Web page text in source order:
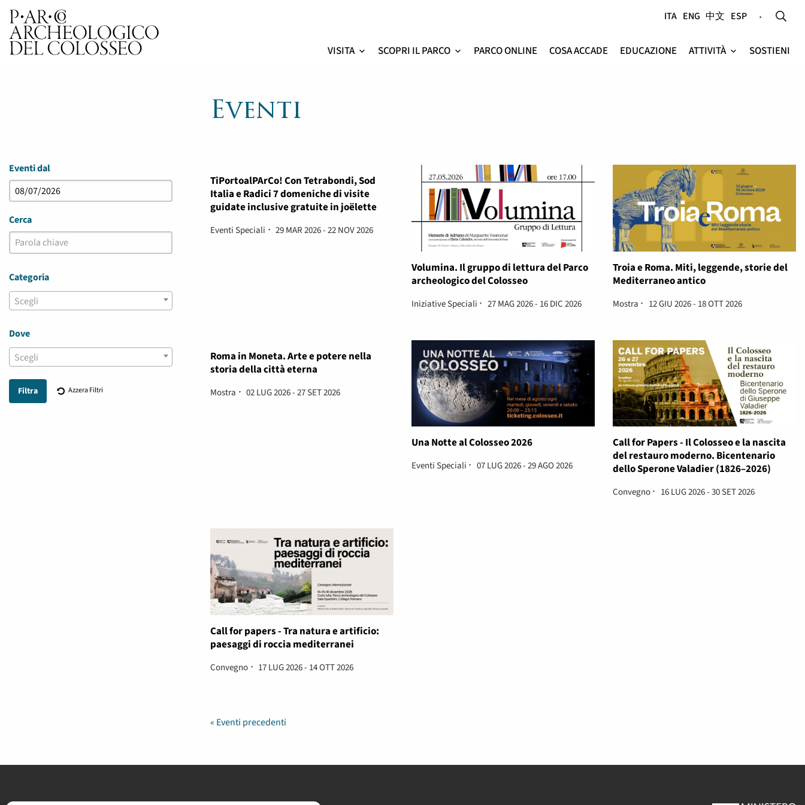
ITA ENG 中文 ESP
VISITA SCOPRI IL PARCO PARCO ONLINE COSA ACCADE EDUCAZIONE ATTIVITÀ SOSTIENI
Eventi
Eventi
Ricerca
e
viste
Navigazione
Eventi
Cerca
Eventi dal
Cerca
Categoria
Scegli
Dove
Scegli
Azzera Filtri
TiPortoalPArCo! Con Tetrabondi, Sod
Italia e Radici 7 domeniche di visite
guidate inclusive gratuite in joëlette
Eventi Speciali 29 MAR 2026 - 22 NOV 2026
Volumina. Il gruppo di lettura del Parco
archeologico del Colosseo
Iniziative Speciali 27 MAG 2026 - 16 DIC 2026
Troia e Roma. Miti, leggende, storie del
Mediterraneo antico
Mostra 12 GIU 2026 - 18 OTT 2026
Roma in Moneta. Arte e potere nella
storia della città eterna
Mostra 02 LUG 2026 - 27 SET 2026
Una Notte al Colosseo 2026
Eventi Speciali 07 LUG 2026 - 29 AGO 2026
Call for Papers - Il Colosseo e la nascita
del restauro moderno. Bicentenario
dello Sperone Valadier (1826–2026)
Convegno 16 LUG 2026 - 30 SET 2026
Call for papers - Tra natura e artificio:
paesaggi di roccia mediterranei
Convegno 17 LUG 2026 - 14 OTT 2026
« Eventi precedenti